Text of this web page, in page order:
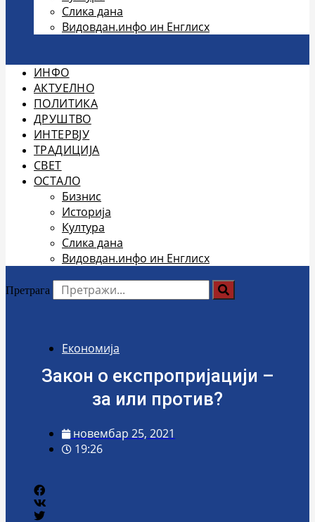
Слика дана
Видовдан.инфо ин Енглисх
ИНФО
АКТУЕЛНО
ПОЛИТИКА
ДРУШТВО
ИНТЕРВЈУ
ТРАДИЦИЈА
СВЕТ
ОСТАЛО
Бизнис
Историја
Култура
Слика дана
Видовдан.инфо ин Енглисх
Претрага
Економија
Закон о експропријацији –
за или против?
новембар 25, 2021
19:26